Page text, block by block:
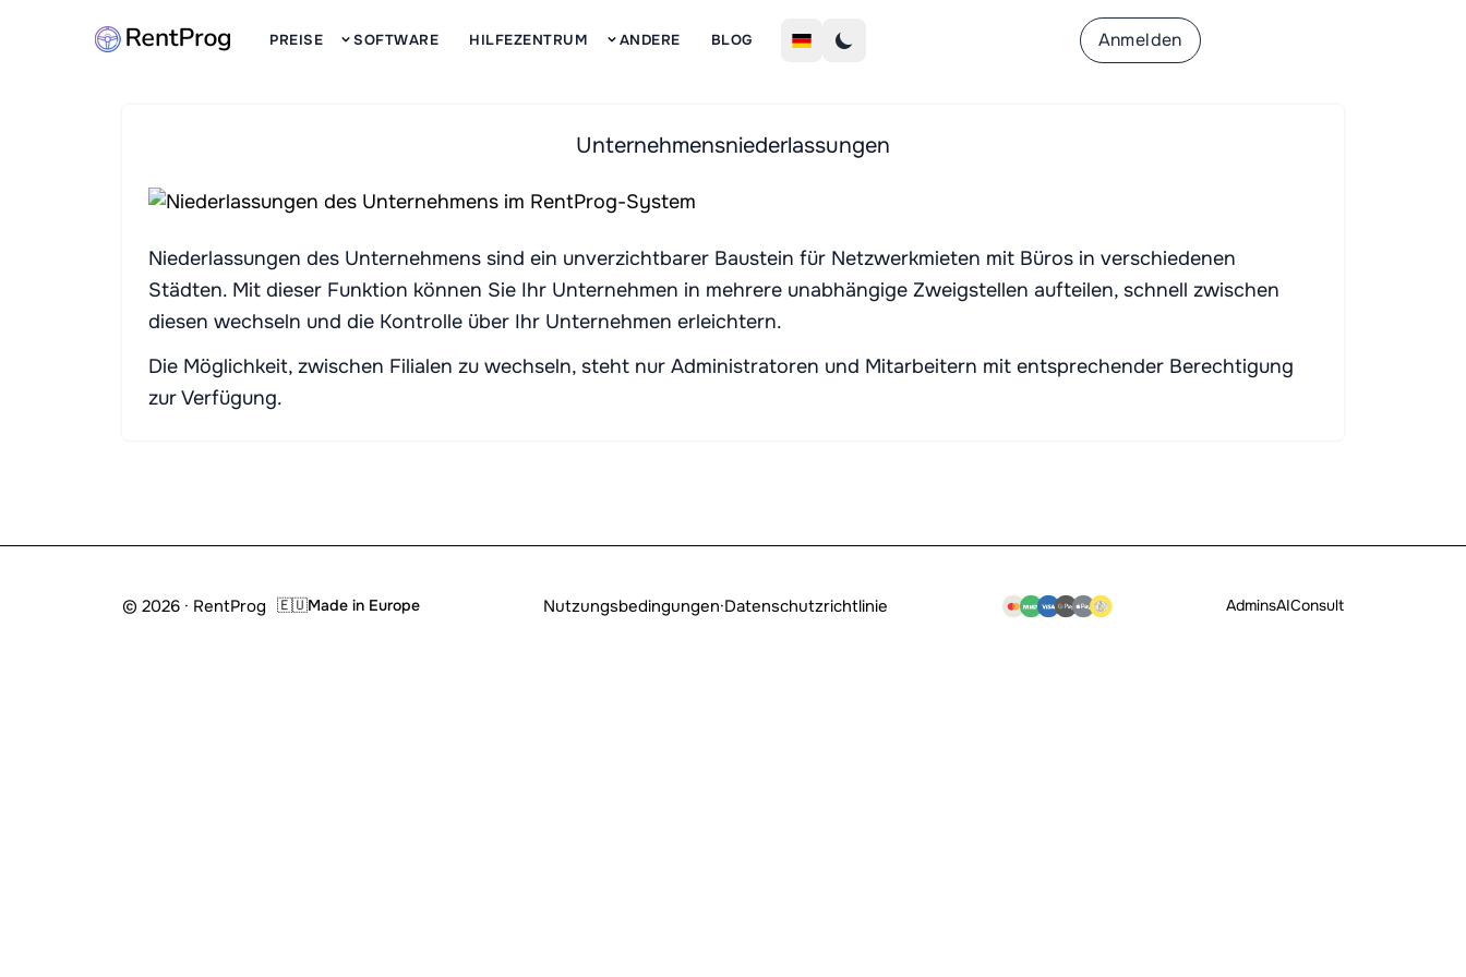
PREISE SOFTWARE HILFEZENTRUM ANDERE BLOG Anmelden
Unternehmensniederlassungen
Niederlassungen des Unternehmens sind ein unverzichtbarer Baustein für Netzwerkmieten mit Büros in verschiedenen
Städten. Mit dieser Funktion können Sie Ihr Unternehmen in mehrere unabhängige Zweigstellen aufteilen, schnell zwischen
diesen wechseln und die Kontrolle über Ihr Unternehmen erleichtern.
Die Möglichkeit, zwischen Filialen zu wechseln, steht nur Administratoren und Mitarbeitern mit entsprechender Berechtigung
zur Verfügung.
© 2026 · RentProg 🇪🇺Made in Europe Nutzungsbedingungen·Datenschutzrichtlinie AdminsAIConsult